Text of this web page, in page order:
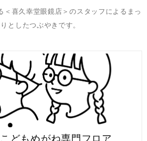
＜喜久幸堂眼鏡店＞のスタッフによるまっ
としたつぶやきです。
どもめがね専門フロア